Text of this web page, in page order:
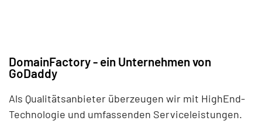
DomainFactory - ein Unternehmen von
GoDaddy
Als Qualitätsanbieter überzeugen wir mit HighEnd-
Technologie und umfassenden Serviceleistungen.